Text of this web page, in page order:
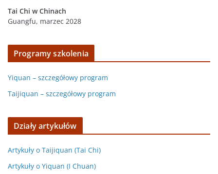
Tai Chi wChinach
Guangfu, marzec 2028
Programy szkolenia
Yiquan – szczegółowy program
Taijiquan – szczegółowy program
Działy artykułów
Artykuły o Taijiquan (Tai Chi)
Artykuły o Yiquan (I Chuan)